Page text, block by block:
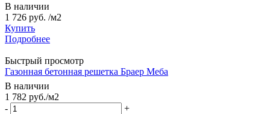
В наличии
1 726 руб. /м2
Купить
Подробнее
Быстрый просмотр
Газонная бетонная решетка Браер Меба
В наличии
1 782 руб./м2
-
+